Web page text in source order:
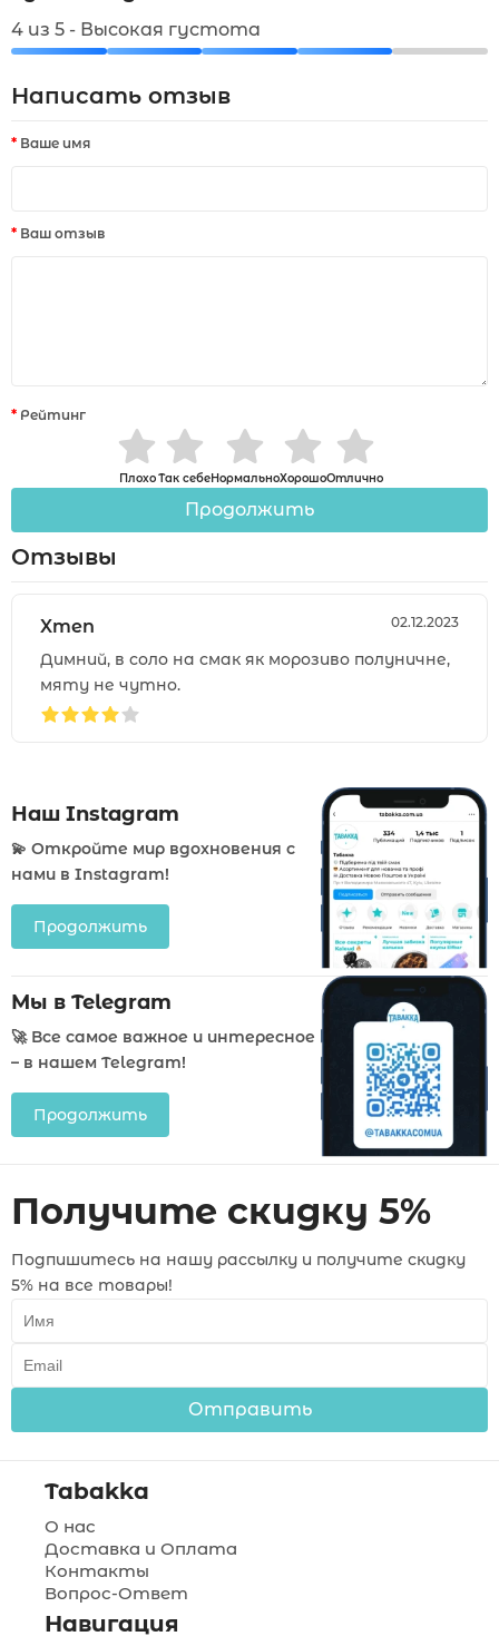
4 из 5 - Высокая густота
Написать отзыв
Ваше имя
Ваш отзыв
Рейтинг
ПлохоТак себеНормальноХорошоОтлично
Продолжить
Отзывы
Xmen 02.12.2023
Димний, в соло на смак як морозиво полуничне,
мяту не чутно.
Наш Instagram
💫 Откройте мир вдохновения с
нами в Instagram!
Продолжить
Мы в Telegram
🚀 Все самое важное и интересное
– в нашем Telegram!
Продолжить
Получите скидку 5%
Подпишитесь на нашу рассылку и получите скидку
5% на все товары!
Отправить
Tabakka
О нас
Доставка и Оплата
Контакты
Вопрос-Ответ
Навигация